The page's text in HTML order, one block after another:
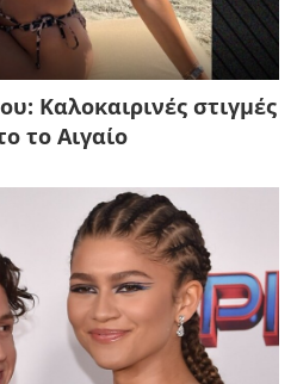
Καλοκαιρινές στιγμές
το Αιγαίο